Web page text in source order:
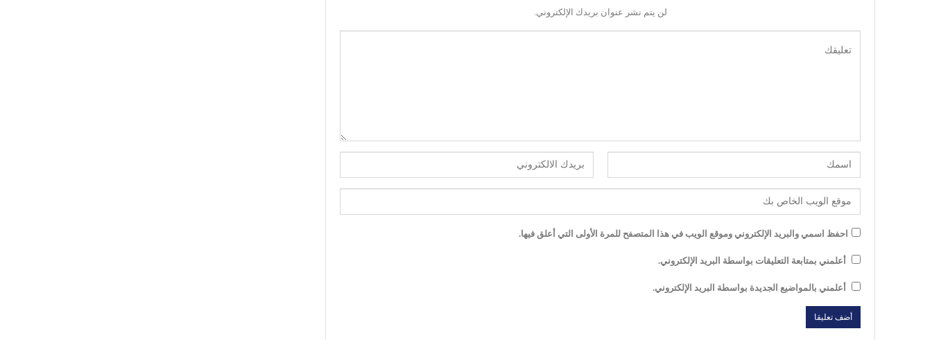
لن يتم نشر عنوان بريدك الإلكتروني.
احفظ اسمي والبريد الإلكتروني وموقع الويب في هذا المتصفح للمرة الأولى التي أعلق فيها.
أعلمني بمتابعة التعليقات بواسطة البريد الإلكتروني.
أعلمني بالمواضيع الجديدة بواسطة البريد الإلكتروني.